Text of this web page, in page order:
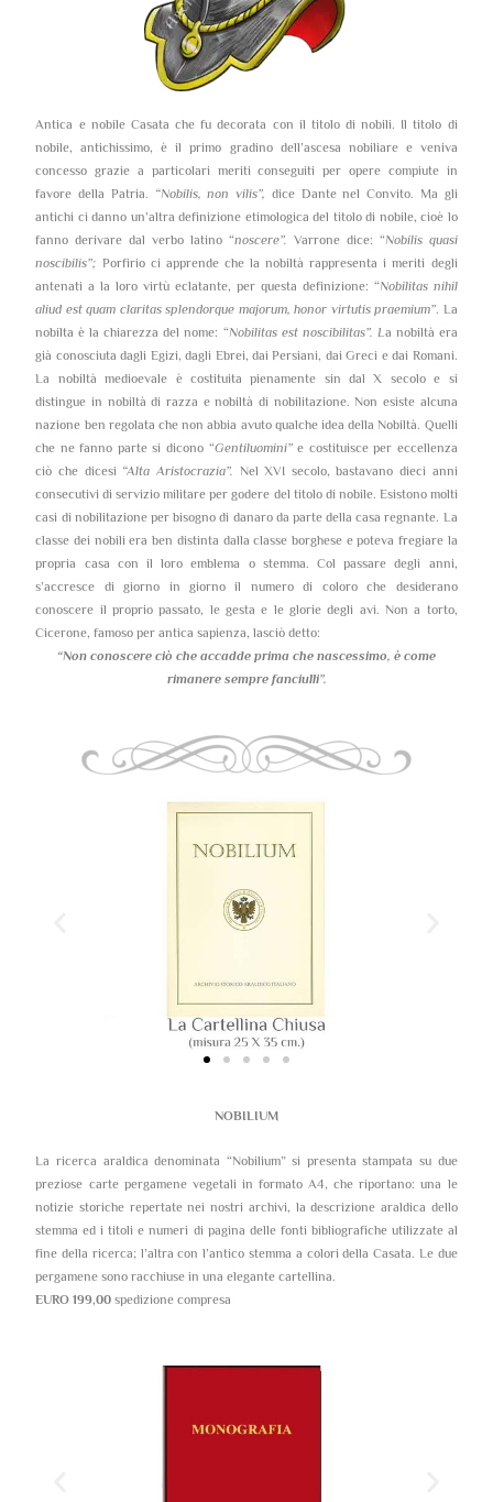
Antica e nobile Casata che fu decorata con il titolo di nobili. Il titolo di
nobile, antichissimo, è il primo gradino dell’ascesa nobiliare e veniva
concesso grazie a particolari meriti conseguiti per opere compiute in
favore della Patria. “Nobilis, non vilis”, dice Dante nel Convito. Ma gli
antichi ci danno un’altra definizione etimologica del titolo di nobile, cioè lo
fanno derivare dal verbo latino “noscere”. Varrone dice: “Nobilis quasi
noscibilis”; Porfirio ci apprende che la nobiltà rappresenta i meriti degli
antenati a la loro virtù eclatante, per questa definizione: “Nobilitas nihil
aliud est quam claritas splendorque majorum, honor virtutis praemium”. La
nobilta è la chiarezza del nome: “Nobilitas est noscibilitas”. La nobiltà era
già conosciuta dagli Egizi, dagli Ebrei, dai Persiani, dai Greci e dai Romani.
La nobiltà medioevale è costituita pienamente sin dal X secolo e si
distingue in nobiltà di razza e nobiltà di nobilitazione. Non esiste alcuna
nazione ben regolata che non abbia avuto qualche idea della Nobiltà. Quelli
che ne fanno parte si dicono “Gentiluomini”e costituisce per eccellenza
ciò che dicesi “Alta Aristocrazia”. Nel XVI secolo, bastavano dieci anni
consecutivi di servizio militare per godere del titolo di nobile. Esistono molti
casi di nobilitazione per bisogno di danaro da parte della casa regnante. La
classe dei nobili era ben distinta dalla classe borghese e poteva fregiare la
propria casa con il loro emblema o stemma. Col passare degli anni,
s’accresce di giorno in giorno il numero di coloro che desiderano
conoscere il proprio passato, le gesta e le glorie degli avi. Non a torto,
Cicerone, famoso per antica sapienza, lasciò detto:
“Non conoscere ciò che accadde prima che nascessimo, è come
rimanere sempre fanciulli”.
NOBILIUM
La ricerca araldica denominata “Nobilium” si presenta stampata su due
preziose carte pergamene vegetali in formato A4, che riportano: una le
notizie storiche repertate nei nostri archivi, la descrizione araldica dello
stemma ed i titoli e numeri di pagina delle fonti bibliografiche utilizzate al
fine della ricerca; l’altra con l’antico stemma a colori della Casata. Le due
pergamene sono racchiuse in una elegante cartellina.
EURO 199,00 spedizione compresa